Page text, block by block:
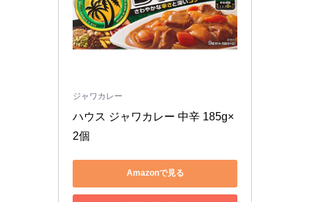
ジャワカレー
ハウス ジャワカレー 中辛 185g×
2個
Amazonで見る